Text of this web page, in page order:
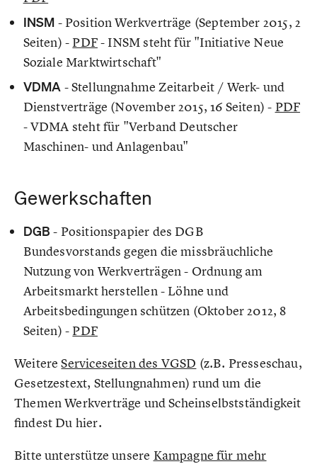
INSM - Position Werkverträge (September 2015, 2
Seiten) - PDF- INSM steht für "Initiative Neue
Soziale Marktwirtschaft"
VDMA - Stellungnahme Zeitarbeit / Werk- und
Dienstverträge (November 2015, 16 Seiten) - PDF
- VDMA steht für "Verband Deutscher
Maschinen- und Anlagenbau"
Gewerkschaften
DGB - Positionspapier des DGB
Bundesvorstands gegen die missbräuchliche
Nutzung von Werkverträgen - Ordnung am
Arbeitsmarkt herstellen - Löhne und
Arbeitsbedingungen schützen (Oktober 2012, 8
Seiten) - PDF
WeitereServiceseiten des VGSD (z.B. Presseschau,
Gesetzestext, Stellungnahmen) rund um die
Themen Werkverträge und Scheinselbstständigkeit
findest Du hier.
Bitte unterstütze unsere Kampagne für mehr